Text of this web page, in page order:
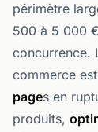
périmètre
500 à 5 000
concurrence.
commerce
pages en
produits,